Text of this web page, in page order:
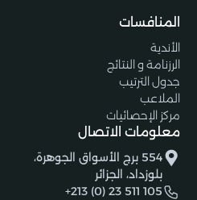
المنافسات
الأندية
الرزنامة و النتائج
جدول الترتيب
الملاعب
مركز الإحصائيات
معلومات الاتصال
554 برج الأسواق الجوهرة،
بلوزداد، الجزائر
+213 (0) 23 511 105